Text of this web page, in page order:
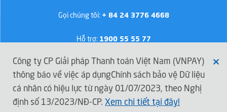
Gọi chúng tôi: + 84 24 3776 4668
Hỗ trợ: 1900 55 55 77
Kết nối với VNPAY
Công ty CP Giải pháp Thanh toán Việt Nam (VNPAY)
thông báo về việc áp dụngChính sách bảo vệ Dữ liệu
cá nhân có hiệu lực từ ngày 01/07/2023, theo Nghị
định số 13/2023/NĐ-CP. Xem chi tiết tại đây!